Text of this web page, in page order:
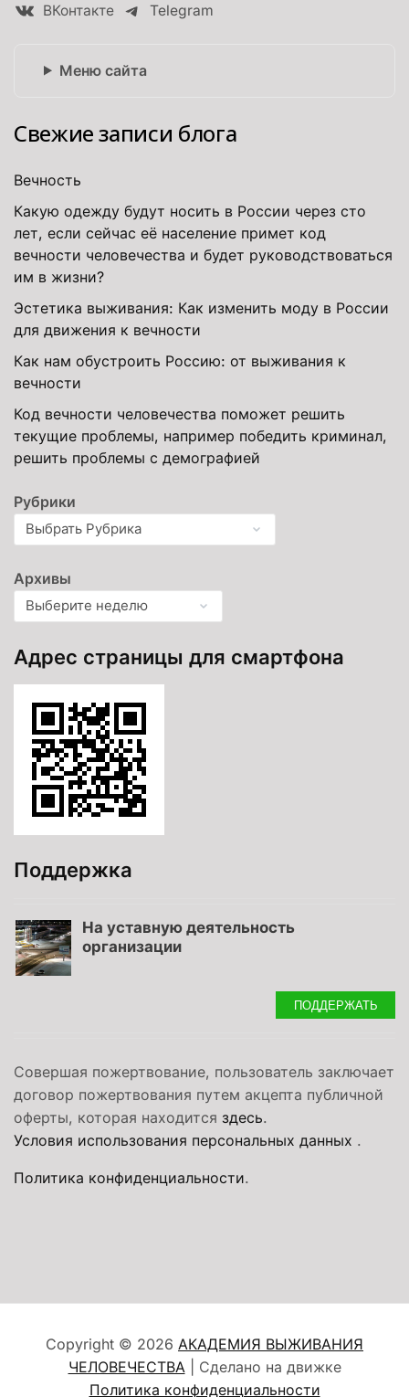
ВКонтакте Telegram
Меню сайта
Свежие записи блога
Вечность
Какую одежду будут носить в России через сто
лет, если сейчас её население примет код
вечности человечества и будет руководствоваться
им в жизни?
Эстетика выживания: Как изменить моду в России
для движения к вечности
Как нам обустроить Россию: от выживания к
вечности
Код вечности человечества поможет решить
текущие проблемы, например победить криминал,
решить проблемы с демографией
Рубрики
Архивы
Адрес страницы для смартфона
Поддержка
На уставную деятельность
организации
ПОДДЕРЖАТЬ
Совершая пожертвование, пользователь заключает
договор пожертвования путем акцепта публичной
оферты, которая находится здесь.
Условия использования персональных данных .
Политика конфиденциальности.
Copyright © 2026 АКАДЕМИЯ ВЫЖИВАНИЯ
ЧЕЛОВЕЧЕСТВА | Сделано на движке
Политика конфиденциальности